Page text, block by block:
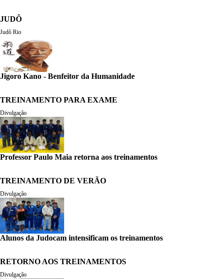
JUDÔ
Judô Rio
Jigoro Kano - Benfeitor da Humanidade
TREINAMENTO PARA EXAME
Divulgação
Professor Paulo Maia retorna aos treinamentos
TREINAMENTO DE VERÃO
Divulgação
Alunos da Judocam intensificam os treinamentos
RETORNO AOS TREINAMENTOS
Divulgação